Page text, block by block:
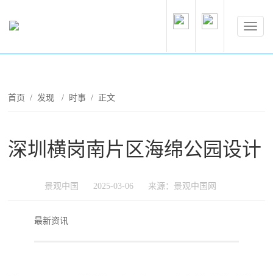
首页 /发现 / 时事 / 正文
深圳横岗南片区海绵公园设计
景观中国 2025-03-06 来源：景观中国网
最新资讯